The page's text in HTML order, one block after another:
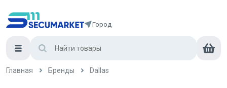
Город
Главная Бренды Dallas